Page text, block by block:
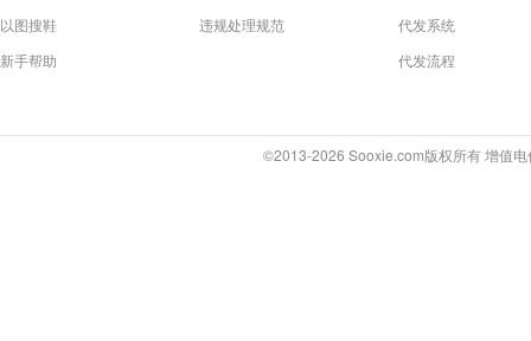
以图搜鞋
新手帮助
违规处理规范
代发系统
代发流程
©2013-2026 Sooxie.com版权所有 增值